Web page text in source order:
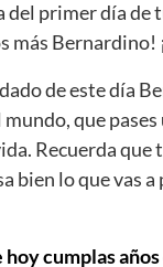
primer día de
más Bernardino!
de este día
que
Recuerda que
bien lo que vas
cumplas